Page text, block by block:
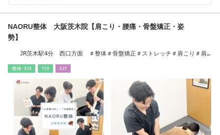
NAORU整体 大阪茨木院【肩こり・腰痛・骨盤矯正・姿
勢】
JR茨木駅4分 西口方面 ＃整体＃骨盤矯正＃ストレッチ＃肩こり＃肩
整体･ｶｲﾛ ﾘﾗｸ ｴｽﾃ